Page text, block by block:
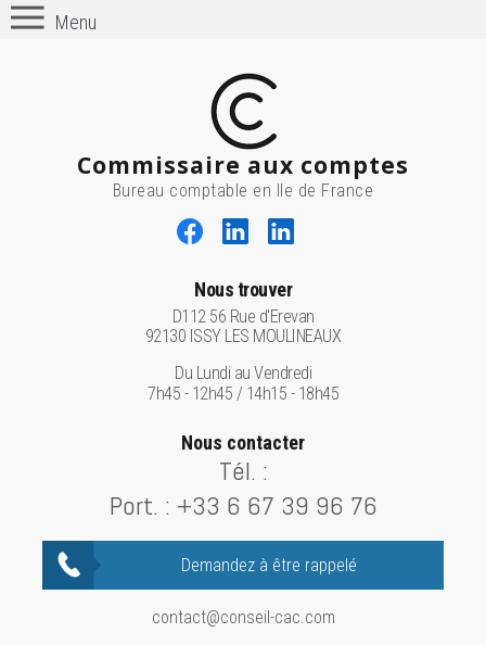
Menu
Commissaire aux comptes
Bureau comptable en Ile de France
Nous trouver
D112 56 Rue d'Erevan
92130 ISSY LES MOULINEAUX
Du Lundi au Vendredi
7h45 - 12h45 / 14h15 - 18h45
Nous contacter
Tél. :
Port. : +33 6 67 39 96 76
Demandez à être rappelé
contact@conseil-cac.com